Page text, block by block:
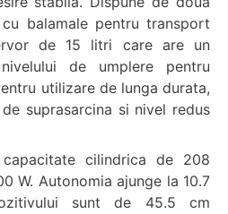
balamale pentru transport
de 15 litri care are un
de umplere pentru
utilizare de lunga durata,
suprasarcina si nivel redus
cilindrica de 208
W. Autonomia ajunge la 10.7
sunt de 45.5 cm